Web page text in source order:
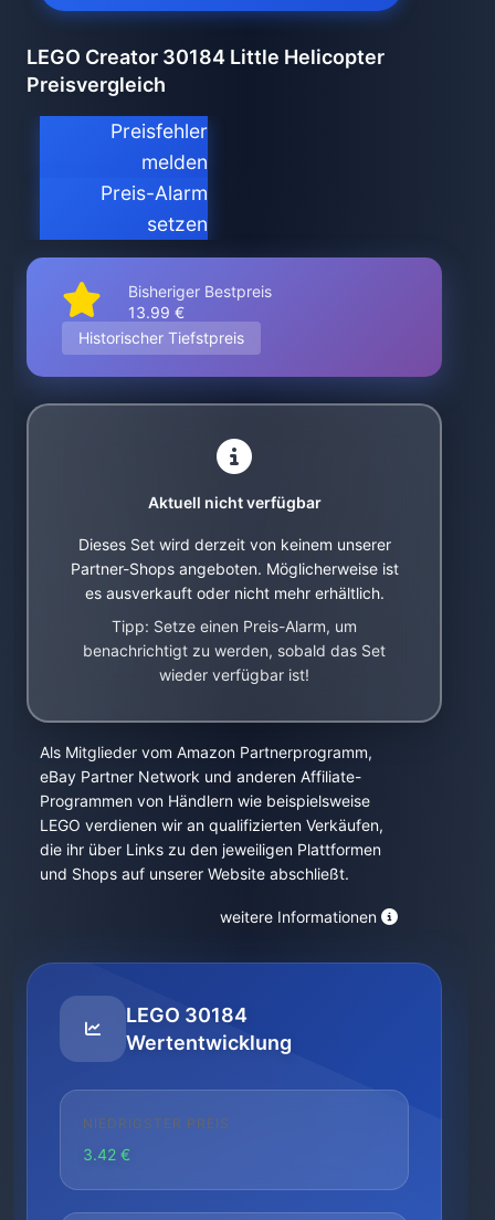
LEGO Creator 30184 Little Helicopter
Preisvergleich
Preisfehler
melden
Preis-Alarm
setzen
Bisheriger Bestpreis
13.99 €
Historischer Tiefstpreis
Aktuell nicht verfügbar
Dieses Set wird derzeit von keinem unserer
Partner-Shops angeboten. Möglicherweise ist
es ausverkauft oder nicht mehr erhältlich.
Tipp: Setze einen Preis-Alarm, um
benachrichtigt zu werden, sobald das Set
wieder verfügbar ist!
Als Mitglieder vom Amazon Partnerprogramm,
eBay Partner Network und anderen Affiliate-
Programmen von Händlern wie beispielsweise
LEGO verdienen wir an qualifizierten Verkäufen,
die ihr über Links zu den jeweiligen Plattformen
und Shops auf unserer Website abschließt.
weitere Informationen
LEGO 30184
Wertentwicklung
NIEDRIGSTER PREIS
3.42 €